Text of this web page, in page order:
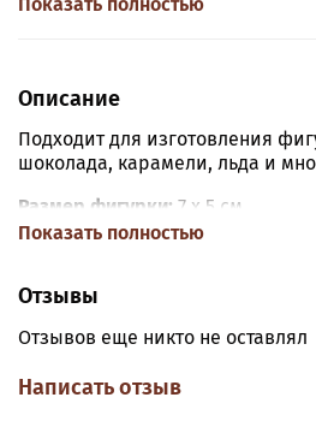
Показать полностью
Описание
Подходит для изготовления
шоколада, карамели, льда и
Размер фигурки: 7 х 5 см
Материал:
Показать полностью
Отзывы
Отзывов еще никто не оставлял
Написать отзыв